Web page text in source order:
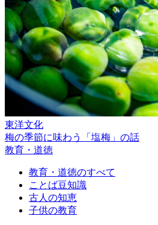
東洋文化
梅の季節に味わう「塩梅」の話
教育・道徳
教育・道徳のすべて
ことば豆知識
古人の知恵
子供の教育